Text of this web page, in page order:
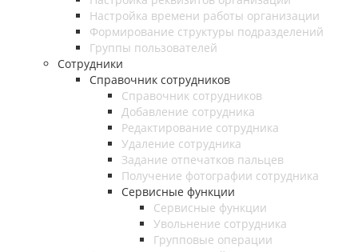
Настройка времени работы организации
Формирование структуры подразделений
Группы пользователей
Сотрудники
Справочник сотрудников
Справочник сотрудников
Добавление сотрудника
Редактирование сотрудника
Удаление сотрудника
Задание отпечатков пальцев
Получение фотографии сотрудника
Сервисные функции
Сервисные функции
Увольнение сотрудника
Групповые операции